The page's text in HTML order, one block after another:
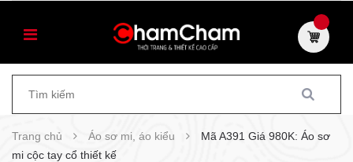
Trang chủ Áo sơ mi, áo kiểu
Mã A391 Giá 980K: Áo sơ
mi cộc tay cổ thiết kế